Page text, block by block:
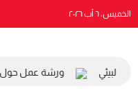
الخميس، ٦ آب ٢٠٢٦
والبيئي ورشة عمل حول